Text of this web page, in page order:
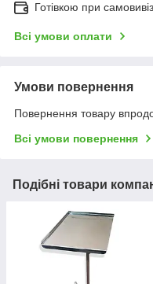
Готівкою при
Всі умови оплати
Умови повернення
Повернення товару
Всі умови повернення
Подібні товари